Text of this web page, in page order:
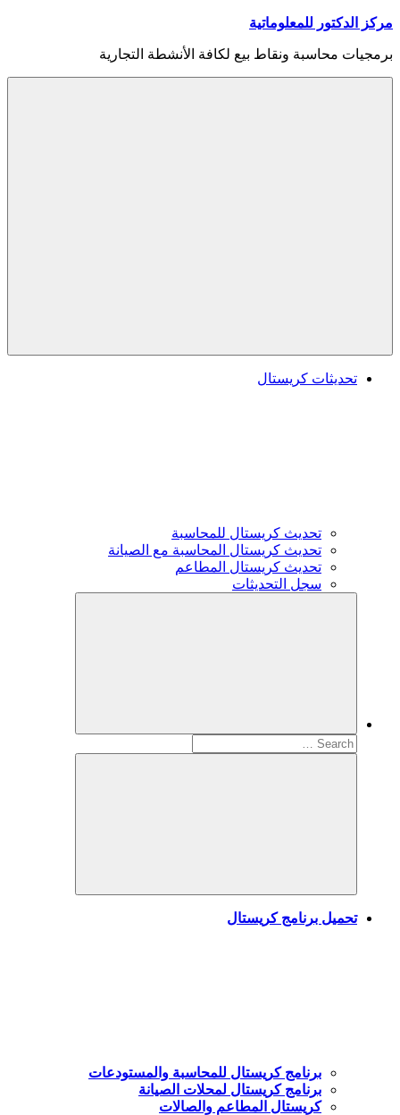
Skip
content
مركز الدكتور للمعلوماتية
برمجيات محاسبة ونقاط بيع لكافة الأنشطة التجارية
تحديثات كريستال
تحديث كريستال للمحاسبة
تحديث كريستال المحاسبة مع الصيانة
تحديث كريستال المطاعم
سجل التحديثات
Search
for:
Search
تحميل برنامج كريستال
برنامج كريستال للمحاسبة والمستودعات
برنامج كريستال لمحلات الصيانة
كريستال المطاعم والصالات